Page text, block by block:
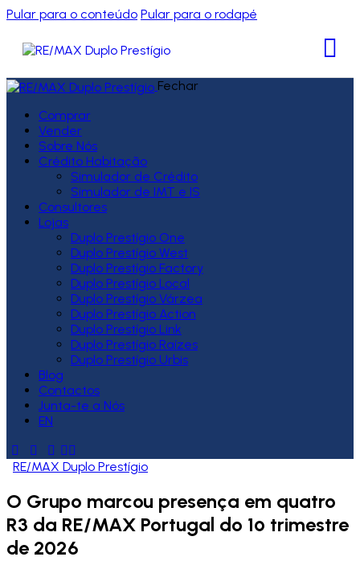
Pular para o conteúdo Pular para o rodapé
Fechar
Comprar
Vender
Sobre Nós
Crédito Habitação
Simulador de Crédito
Simulador de IMT e IS
Consultores
Lojas
Duplo Prestígio One
Duplo Prestígio West
Duplo Prestígio Factory
Duplo Prestígio Local
Duplo Prestígio Várzea
Duplo Prestígio Action
Duplo Prestígio Link
Duplo Prestígio Raízes
Duplo Prestígio Urbis
Blog
Contactos
Junta-te a Nós
EN
RE/MAX Duplo Prestígio
O Grupo marcou presença em quatro
R3 da RE/MAX Portugal do 1º trimestre
de 2026